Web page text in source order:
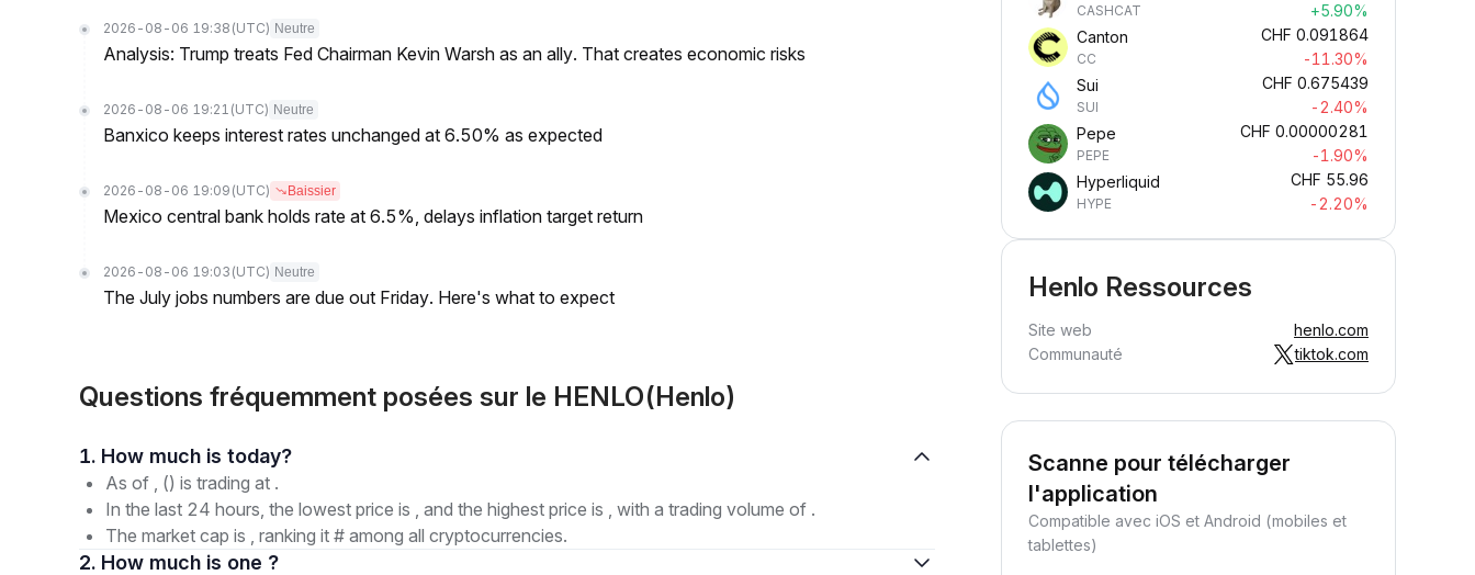
2026-08-06 19:38 (UTC) Neutre
Analysis: Trump treats Fed Chairman Kevin Warsh as an ally. That creates economic risks
2026-08-06 19:21 (UTC) Neutre
Banxico keeps interest rates unchanged at 6.50% as expected
2026-08-06 19:09 (UTC) Baissier
Mexico central bank holds rate at 6.5%, delays inflation target return
2026-08-06 19:03 (UTC) Neutre
The July jobs numbers are due out Friday. Here's what to expect
Questions fréquemment posées sur le HENLO(Henlo)
1. How much is today?
As of , () is trading at .
In the last 24 hours, the lowest price is , and the highest price is , with a trading volume of .
The market cap is , ranking it # among all cryptocurrencies.
2. How much is one ?
CASHCAT
+5.90%
Canton
CC
CHF 0.091864
-11.30%
Sui
SUI
CHF 0.675439
-2.40%
Pepe
PEPE
CHF 0.00000281
-1.90%
Hyperliquid
HYPE
CHF 55.96
-2.20%
Henlo Ressources
Site web
henlo.com
Communauté
tiktok.com
Scanne pour télécharger
l'application
Compatible avec iOS et Android (mobiles et
tablettes)